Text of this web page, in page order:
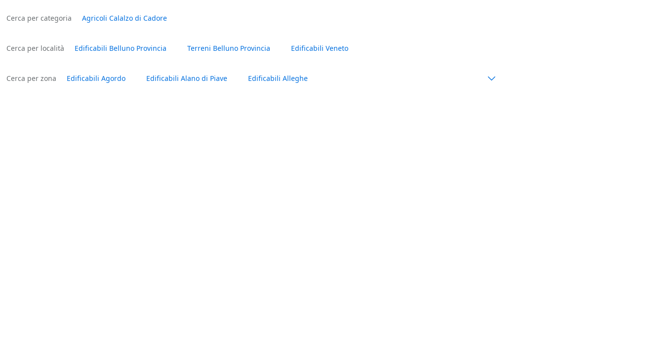
Cerca per categoria Agricoli Calalzo di Cadore
Cerca per località Edificabili Belluno Provincia Terreni Belluno Provincia Edificabili Veneto
Cerca per zona Edificabili Agordo Edificabili Alano di Piave Edificabili Alleghe